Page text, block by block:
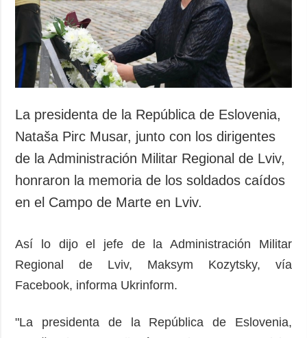
Sociedad y
Cultura
Deportes
Crimen
Desastres y
datos personales
ADICIONAL
Podcasts
Publicaciones
Entrevistas
Video
Releases
SERVICIOS
Suscripción
Banco de
imágenes
La presidenta de la República de Eslovenia,
Nataša Pirc Musar, junto con los dirigentes
de la Administración Militar Regional de Lviv,
honraron la memoria de los soldados caídos
en el Campo de Marte en Lviv.
Así lo dijo el jefe de la Administración Militar
Regional de Lviv, Maksym Kozytsky, vía
Facebook, informa Ukrinform.
"La presidenta de la República de Eslovenia,